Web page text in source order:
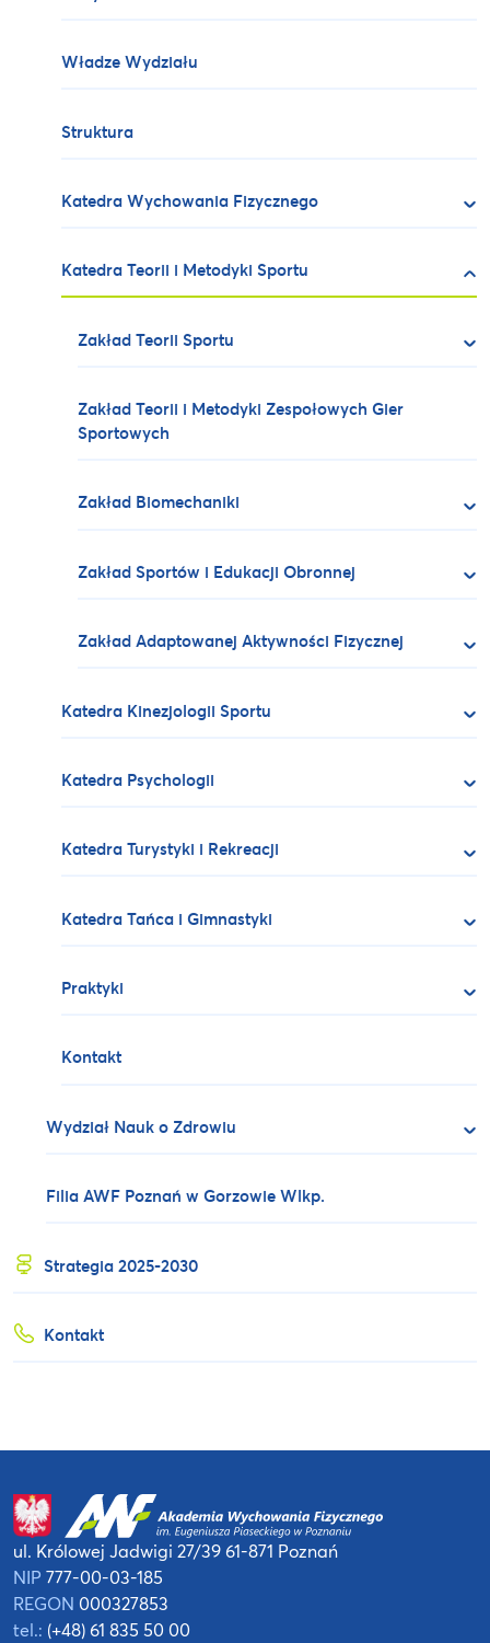
Władze Wydziału
Struktura
Katedra Wychowania Fizycznego
Katedra Teorii i Metodyki Sportu
Zakład Teorii Sportu
Zakład Teorii i Metodyki Zespołowych Gier
Sportowych
Zakład Biomechaniki
Zakład Sportów i Edukacji Obronnej
Zakład Adaptowanej Aktywności Fizycznej
Katedra Kinezjologii Sportu
Katedra Psychologii
Katedra Turystyki i Rekreacji
Katedra Tańca i Gimnastyki
Praktyki
Kontakt
Wydział Nauk o Zdrowiu
Filia AWF Poznań w Gorzowie Wlkp.
Strategia 2025-2030
Kontakt
ul. Królowej Jadwigi 27/3961-871 Poznań
NIP 777-00-03-185
REGON 000327853
tel.: (+48) 61 835 50 00